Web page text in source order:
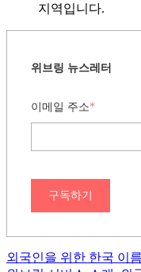
지역입니다.
위브링 뉴스레터
이메일 주소*
구독하기
외국인을 위한 한국 이